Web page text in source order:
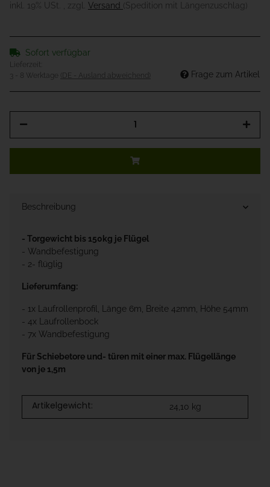
inkl. 19% USt. , zzgl. Versand (Spedition mit Längenzuschlag)
Sofort verfügbar
Lieferzeit:
3 - 8 Werktage
(DE - Ausland abweichend) Frage zum Artikel
Beschreibung
- Torgewicht bis 150kg je Flügel
- Wandbefestigung
- 2- flüglig
Lieferumfang:
- 1x Laufrollenprofil, Länge 6m, Breite 42mm, Höhe 54mm
- 4x Laufrollenbock
- 7x Wandbefestigung
Für Schiebetore und- türen mit einer max. Flügellänge
von je 1,5m
Artikelgewicht: 24,10 kg